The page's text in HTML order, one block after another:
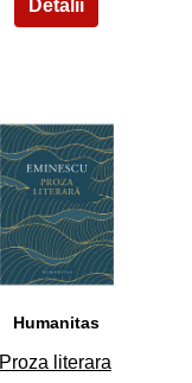
24
Humanitas
Proza literara